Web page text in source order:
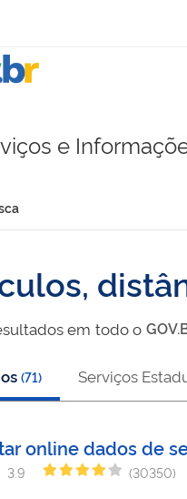
principal de navegação
e
aqui:
sem todo o
(71) Serviços
online dados de
3.9 (30350)